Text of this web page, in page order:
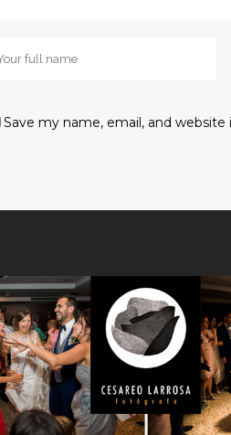
Save my name, email, and